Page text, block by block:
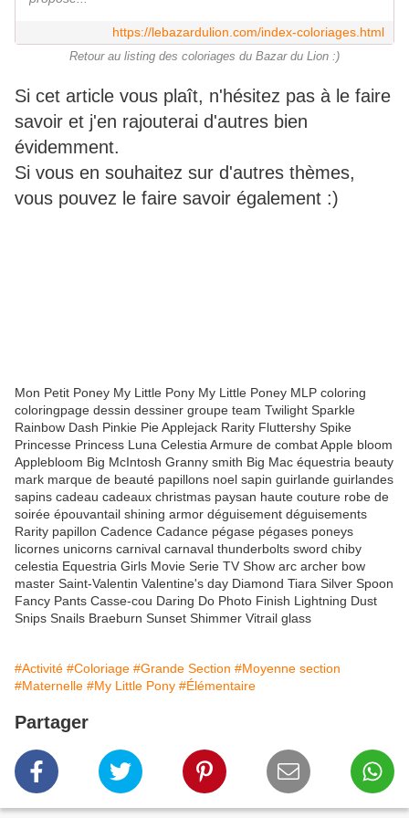
https://lebazardulion.com/index-coloriages.html
Retour au listing des coloriages du Bazar du Lion :)
Si cet article vous plaît, n'hésitez pas à le faire
savoir et j'en rajouterai d'autres bien
évidemment.
Si vous en souhaitez sur d'autres thèmes,
vous pouvez le faire savoir également :)
Mon Petit Poney My Little Pony My Little Poney MLP coloring
coloringpage dessin dessiner groupe team Twilight Sparkle
Rainbow Dash Pinkie Pie Applejack Rarity Fluttershy Spike
Princesse Princess Luna Celestia Armure de combat Apple bloom
Applebloom Big McIntosh Granny smith Big Mac équestria beauty
mark marque de beauté papillons noel sapin guirlande guirlandes
sapins cadeau cadeaux christmas paysan haute couture robe de
soirée épouvantail shining armor déguisement déguisements
Rarity papillon Cadence Cadance pégase pégases poneys
licornes unicorns carnival carnaval thunderbolts sword chiby
celestia Equestria Girls Movie Serie TV Show arc archer bow
master Saint-Valentin Valentine's day Diamond Tiara Silver Spoon
Fancy Pants Casse-cou Daring Do Photo Finish Lightning Dust
Snips Snails Braeburn Sunset Shimmer Vitrail glass
#Activité #Coloriage #Grande Section #Moyenne section
#Maternelle #My Little Pony #Élémentaire
Partager